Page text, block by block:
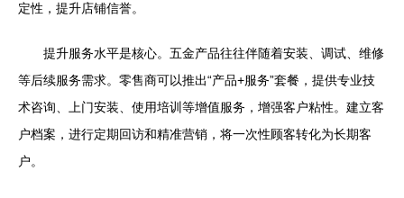
定性，提升店铺信誉。
提升服务水平是核心。五金产品往往伴随着安装、调试、维修
等后续服务需求。零售商可以推出“产品+服务”套餐，提供专业技
术咨询、上门安装、使用培训等增值服务，增强客户粘性。建立客
户档案，进行定期回访和精准营销，将一次性顾客转化为长期客
户。